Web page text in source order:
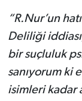
“R.Nur’un
Deliliği
bir suçluluk
sanıyorum ki
isimleri kadar